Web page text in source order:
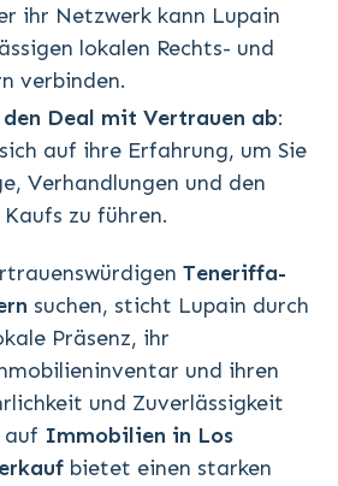
ihr Netzwerk kann Lupain
lokalen Rechts- und
verbinden.
den Deal mit Vertrauen ab:
auf ihre Erfahrung, um Sie
Verhandlungen und den
Kaufs zu führen.
Teneriffa-
suchen, sticht Lupain durch
Präsenz, ihr
und ihren
und Zuverlässigkeit
auf Immobilien in Los
bietet einen starken